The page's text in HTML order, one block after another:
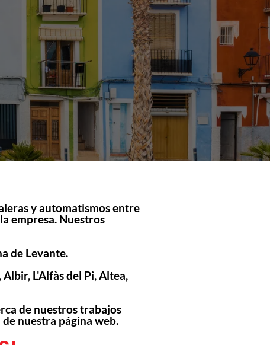
y automatismos entre
empresa. Nuestros
de Levante.
L'Alfàs del Pi, Altea,
de nuestros trabajos
nuestra página web.